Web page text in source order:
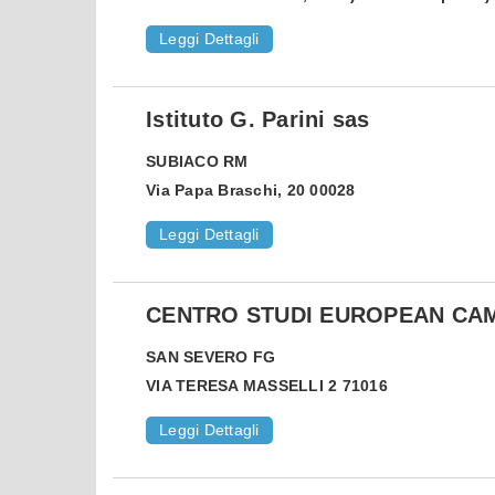
Leggi Dettagli
Istituto G. Parini sas
SUBIACO RM
Via Papa Braschi, 20 00028
Leggi Dettagli
CENTRO STUDI EUROPEAN
SAN SEVERO FG
VIA TERESA MASSELLI 2 71016
Leggi Dettagli